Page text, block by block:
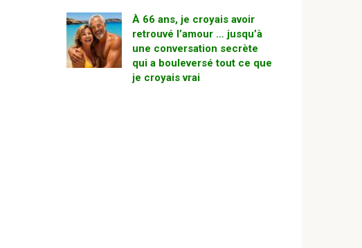
À 66 ans, je croyais avoir
retrouvé l’amour … jusqu’à
une conversation secrète
qui a bouleversé tout ce que
je croyais vrai